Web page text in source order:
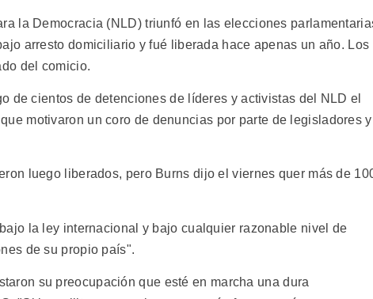
la Democracia (NLD) triunfó en las elecciones
arresto domiciliario y fué liberada hace apenas un año. Los
del comicio.
de cientos de detenciones de líderes y activistas del NLD el
motivaron un coro de denuncias por parte de legisladores y
luego liberados, pero Burns dijo el viernes quer más de
la ley internacional y bajo cualquier razonable nivel de
de su propio país".
su preocupación que esté en marcha una dura